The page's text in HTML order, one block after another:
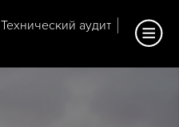
Технический аудит